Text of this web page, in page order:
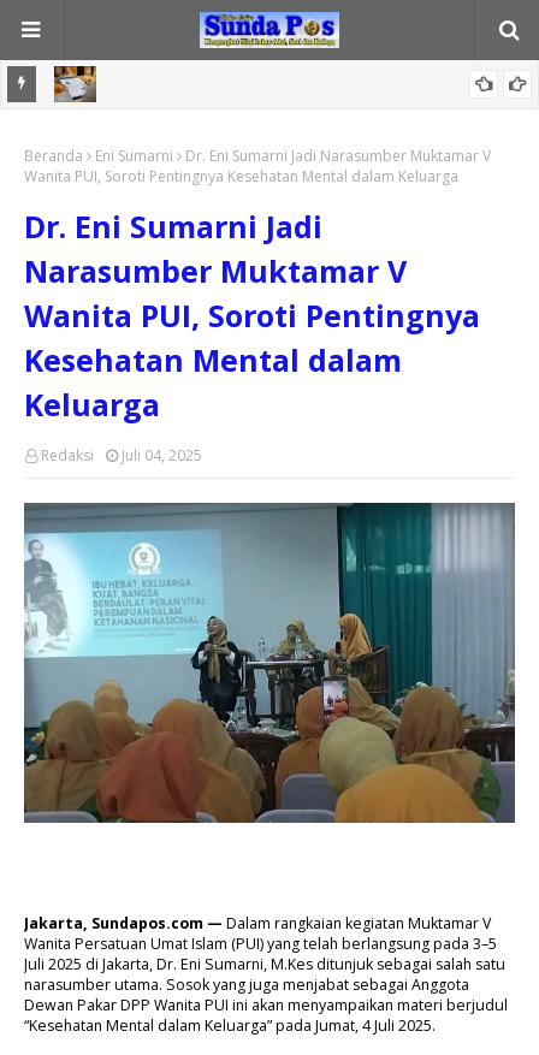
Tia Fitriani Dorong Masyarakat Tenjolaya Kawal Program “Jabar
Beranda Eni Sumarni
Dr. Eni Sumarni Jadi Narasumber Muktamar V
Wanita PUI, Soroti Pentingnya Kesehatan Mental dalam Keluarga
Dr. Eni Sumarni Jadi
Narasumber Muktamar V
Wanita PUI, Soroti Pentingnya
Kesehatan Mental dalam
Keluarga
Redaksi Juli 04, 2025
Jakarta, Sundapos.com — Dalam rangkaian kegiatan Muktamar V
Wanita Persatuan Umat Islam (PUI) yang telah berlangsung pada 3–5
Juli 2025 di Jakarta, Dr. Eni Sumarni, M.Kes ditunjuk sebagai salah satu
narasumber utama. Sosok yang juga menjabat sebagai Anggota
Dewan Pakar DPP Wanita PUI ini akan menyampaikan materi berjudul
“Kesehatan Mental dalam Keluarga” pada Jumat, 4 Juli 2025.